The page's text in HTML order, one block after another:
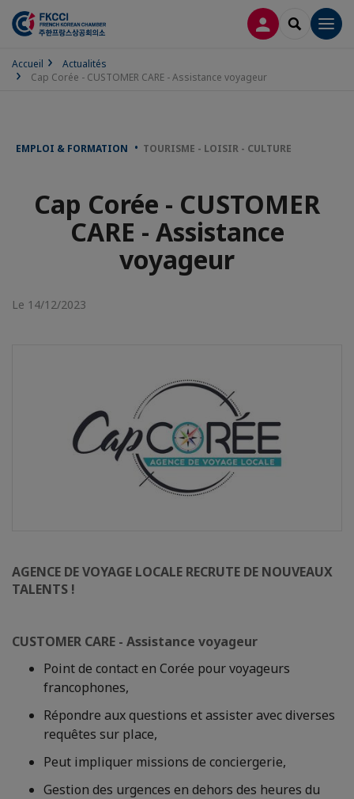
CONNEXION
Accueil
Actualités
Cap Corée - CUSTOMER CARE - Assistance voyageur
EMPLOI & FORMATION TOURISME - LOISIR - CULTURE
Cap Corée - CUSTOMER
CARE - Assistance
voyageur
Le 14/12/2023
AGENCE DE VOYAGE LOCALE RECRUTE DE NOUVEAUX
TALENTS !
CUSTOMER CARE - Assistance voyageur
Point de contact en Corée pour voyageurs
francophones,
Répondre aux questions et assister avec diverses
requêtes sur place,
Peut impliquer missions de conciergerie,
Gestion des urgences en dehors des heures du